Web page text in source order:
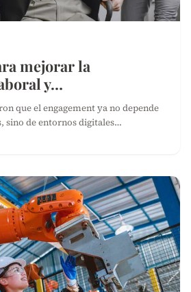
mejorar la
y…
que el engagement ya no depende
sino de entornos digitales…